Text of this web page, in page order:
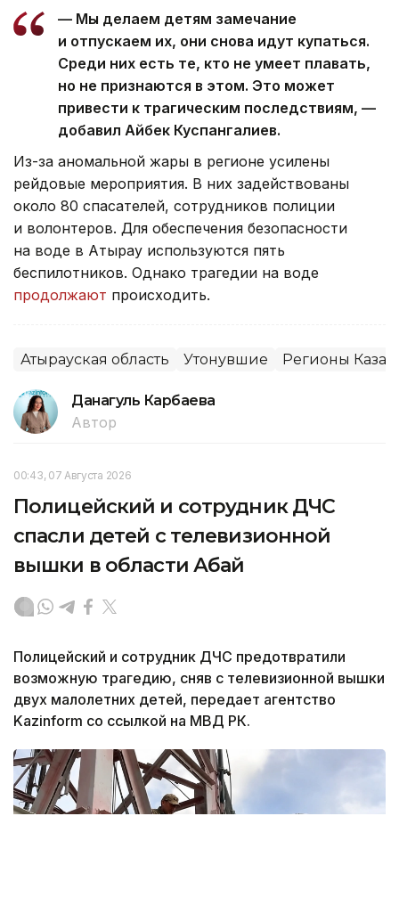
— Мы делаем детям замечание
и отпускаем их, они снова идут купаться.
Среди них есть те, кто не умеет плавать,
но не признаются в этом. Это может
привести к трагическим последствиям, —
добавил Айбек Куспангалиев.
Из-за аномальной жары в регионе усилены
рейдовые мероприятия. В них задействованы
около 80 спасателей, сотрудников полиции
и волонтеров. Для обеспечения безопасности
на воде в Атырау используются пять
беспилотников. Однако трагедии на воде
продолжают происходить.
Атырауская область Утонувшие Регионы
Данагуль Карбаева
Автор
00:43, 07 Августа 2026
Полицейский и сотрудник ДЧС
спасли детей с телевизионной
вышки в области Абай
Полицейский и сотрудник ДЧС предотвратили
возможную трагедию, сняв с телевизионной вышки
двух малолетних детей, передает агентство
Kazinform со ссылкой на МВД РК.